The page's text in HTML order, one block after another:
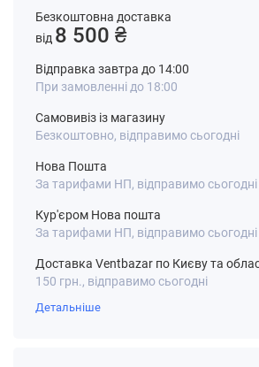
Безкоштовна доставка
від 8 500 ₴
Відправка завтра до 14:00
При замовленні до 18:00
Самовивіз із магазину
Безкоштовно, відправимо сьогодні
Нова Пошта
За тарифами НП, відправимо сьогодні
Кур'єром Нова пошта
За тарифами НП, відправимо сьогодні
Доставка Ventbazar по Києву та
150 грн., відправимо сьогодні
Детальніше